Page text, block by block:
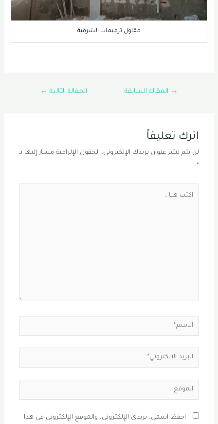
مقاول ترميمات الشرقية
تصفّح→ المقالة السابقة المقالة التالية ←
اترك تعليقاً
لن يتم نشر عنوان بريدك الإلكتروني. الحقول الإلزامية مشار إليها بـ
*
الاسم*
البريد
الإلكتروني*
الموقع
احفظ اسمي، بريدي الإلكتروني، والموقع الإلكتروني في هذا